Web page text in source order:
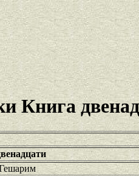
Книга